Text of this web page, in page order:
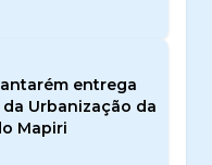
entrega
Urbanização da
Mapiri